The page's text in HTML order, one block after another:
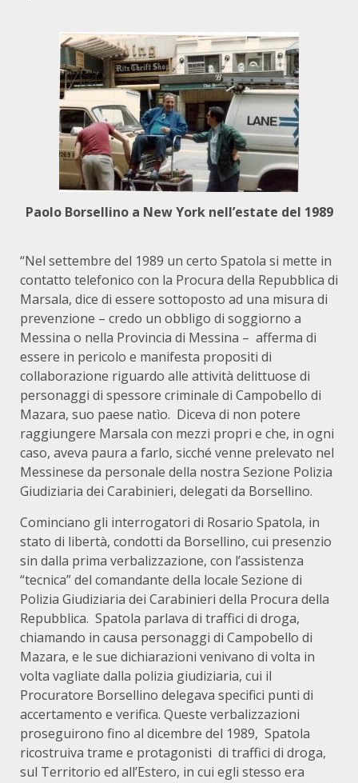
Paolo Borsellino a New York nell’estate del 1989
“Nel settembre del 1989 un certo Spatola si mette in
contatto telefonico con la Procura della Repubblica di
Marsala, dice di essere sottoposto ad una misura di
prevenzione – credo un obbligo di soggiorno a
Messina o nella Provincia di Messina – afferma di
essere in pericolo e manifesta propositi di
collaborazione riguardo alle attività delittuose di
personaggi di spessore criminale di Campobello di
Mazara, suo paese natìo. Diceva di non potere
raggiungere Marsala con mezzi propri e che, in ogni
caso, aveva paura a farlo, sicché venne prelevato nel
Messinese da personale della nostra Sezione Polizia
Giudiziaria dei Carabinieri, delegati da Borsellino.
Cominciano gli interrogatori di Rosario Spatola, in
stato di libertà, condotti da Borsellino, cui presenzio
sin dalla prima verbalizzazione, con l’assistenza
“tecnica” del comandante della locale Sezione di
Polizia Giudiziaria dei Carabinieri della Procura della
Repubblica. Spatola parlava di traffici di droga,
chiamando in causa personaggi di Campobello di
Mazara, e le sue dichiarazioni venivano di volta in
volta vagliate dalla polizia giudiziaria, cui il
Procuratore Borsellino delegava specifici punti di
accertamento e verifica. Queste verbalizzazioni
proseguirono fino al dicembre del 1989, Spatola
ricostruiva trame e protagonisti di traffici di droga,
sul Territorio ed all’Estero, in cui egli stesso era